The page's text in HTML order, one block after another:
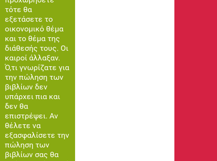
τότε θα
εξετάσετε το
οικονομικό θέμα
και το θέμα της
διάθεσής τους. Οι
καιροί άλλαξαν.
Ό,τι γνωρίζατε για
την πώληση των
βιβλίων δεν
υπάρχει πια και
δεν θα
επιστρέψει. Αν
θέλετε να
εξασφαλίσετε την
πώληση των
βιβλίων σας θα